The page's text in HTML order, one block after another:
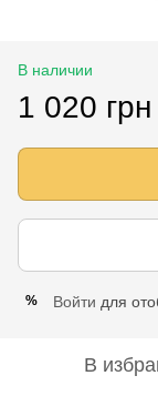
В наличии
1 020 грн
% Войти для
В